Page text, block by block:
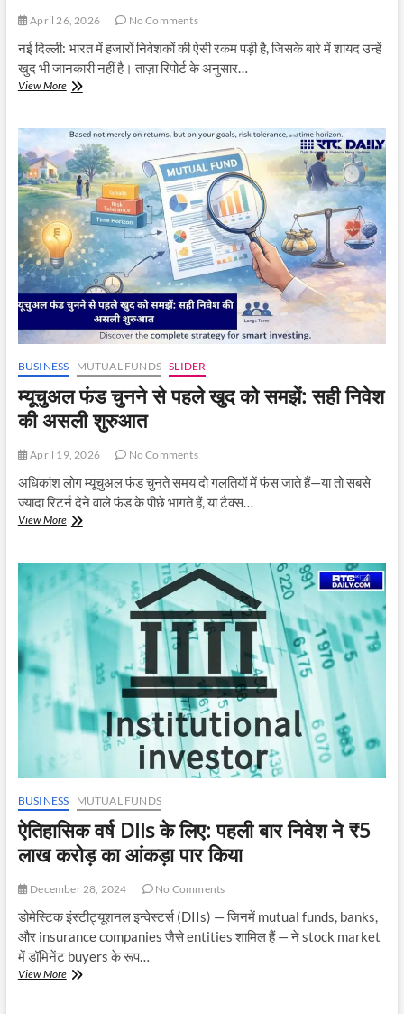
April 26, 2026 No Comments
नई दिल्ली: भारत में हजारों निवेशकों की ऐसी रकम पड़ी है, जिसके बारे में शायद उन्हें
खुद भी जानकारी नहीं है। ताज़ा रिपोर्ट के अनुसार…
View Moreभारत
करोड़
के
Unclaimed
Mutual
Funds,
जानें
कैसे
करें
क्लेम
BUSINESS MUTUAL FUNDS SLIDER
म्यूचुअल फंड चुनने से पहले खुद को समझें: सही निवेश
की असली शुरुआत
April 19, 2026 No Comments
अधिकांश लोग म्यूचुअल फंड चुनते समय दो गलतियों में फंस जाते हैं—या तो सबसे
ज्यादा रिटर्न देने वाले फंड के पीछे भागते हैं, या टैक्स…
View Moreम्यूचुअल
पहले
की
असली
शुरुआत
BUSINESS MUTUAL FUNDS
ऐतिहासिक वर्ष DIIs के लिए: पहली बार निवेश ने ₹5
लाख करोड़ का आंकड़ा पार किया
December 28, 2024 No Comments
डोमेस्टिक इंस्टीट्यूशनल इन्वेस्टर्स (DIIs) — जिनमें mutual funds, banks,
और insurance companies जैसे entities शामिल हैं — ने stock market
में डॉमिनेंट buyers के रूप…
View Moreऐतिहासिक